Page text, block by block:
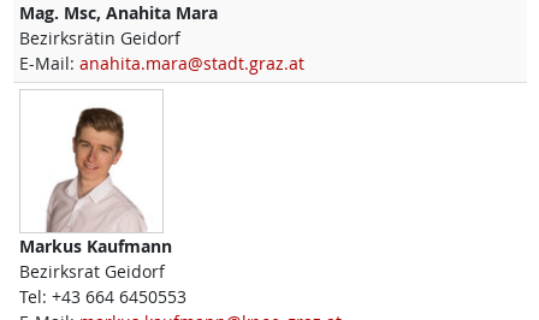
Mag. Msc, Anahita Mara
Bezirksrätin Geidorf
E-Mail: anahita.mara@stadt.graz.at
Markus Kaufmann
Bezirksrat Geidorf
Tel: +43 664 6450553